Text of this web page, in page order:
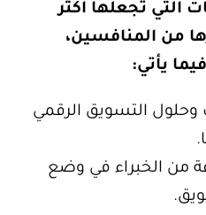
التي تجعلها أكثر
من المنافسين،
يأتي:
وحلول التسويق الرقمي
من الخبراء في وضع